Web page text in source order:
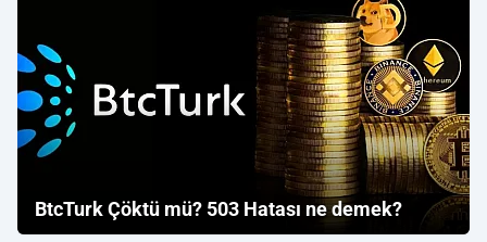
BtcTurk Çöktü mü? 503 Hatası ne demek?